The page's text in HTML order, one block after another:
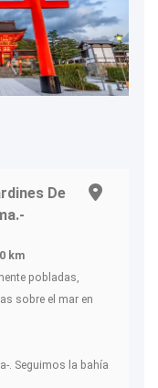
De
km
pobladas,
sobre el mar en
. Seguimos la bahía